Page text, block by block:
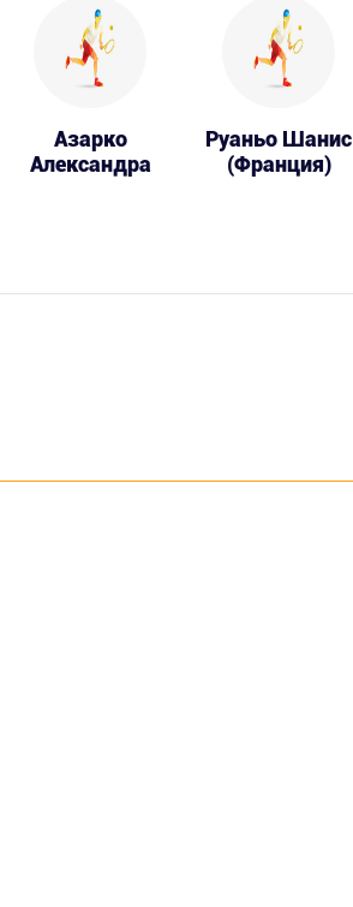
Азарко
Александра
Руаньо Шанис
(Франция)